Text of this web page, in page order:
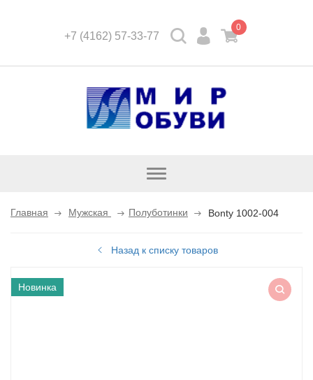
+7 (4162) 57-33-77
0
Открыть
Главная Мужская Полуботинки Bonty 1002-004
Назад к списку товаров